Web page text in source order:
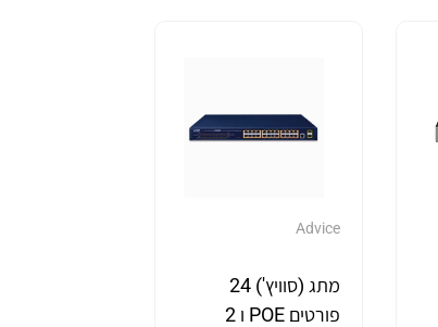
Advice
מתג (סוויץ') 24
פורטים POE ו 2